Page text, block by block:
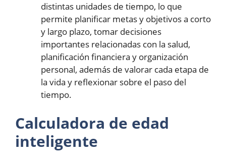
distintas unidades de tiempo, lo que
permite planificar metas y objetivos a corto
y largo plazo, tomar decisiones
importantes relacionadas con la salud,
planificación financiera y organización
personal, además de valorar cada etapa de
la vida y reflexionar sobre el paso del
tiempo.
Calculadora de edad
inteligente